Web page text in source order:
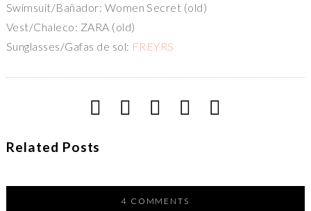
Swimsuit/Bañador: Women Secret (old)
Vest/Chaleco: ZARA (old)
Sunglasses/Gafas de sol: FREYRS
Related Posts
4 COMMENTS